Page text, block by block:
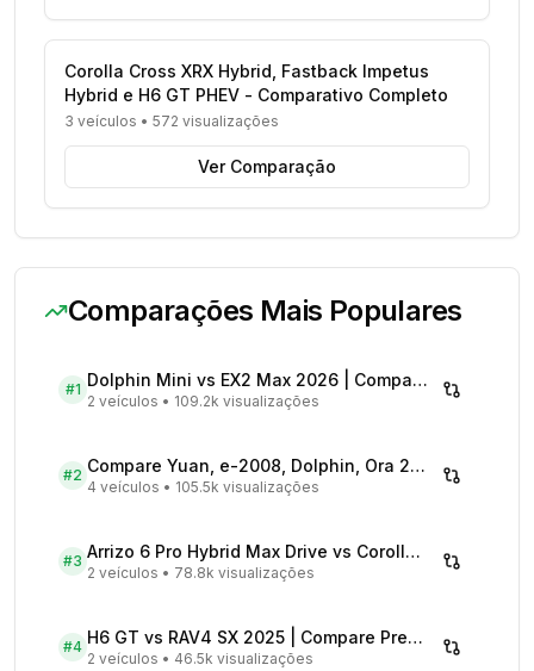
Corolla Cross XRX Hybrid, Fastback Impetus
Hybrid e H6 GT PHEV - Comparativo Completo
3 veículos • 572 visualizações
Ver Comparação
Comparações Mais Populares
#1 Dolphin Mini vs EX2 Max 2026 | Compare Preços
2 veículos • 109.2k visualizações
#2 Compare Yuan, e-2008, Dolphin, Ora 2026 | Veículos Elétricos
4 veículos • 105.5k visualizações
#3 Arrizo 6 Pro Hybrid Max Drive vs Corolla Cross XRX Hybrid - Comparativo Completo
2 veículos • 78.8k visualizações
#4 H6 GT vs RAV4 SX 2025 | Compare Preços
2 veículos • 46.5k visualizações